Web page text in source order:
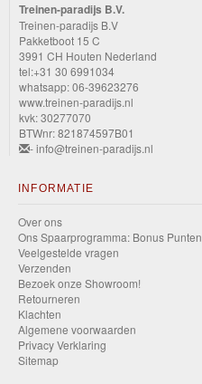
Treinen-paradijs B.V.
Treinen-paradijs B.V
Pakketboot 15 C
3991 CH Houten Nederland
tel:+31 30 6991034
whatsapp: 06-39623276
www.treinen-paradijs.nl
kvk: 30277070
BTWnr: 821874597B01
- info@treinen-paradijs.nl
INFORMATIE
Over ons
Ons Spaarprogramma: Bonus Punten
Veelgestelde vragen
Verzenden
Bezoek onze Showroom!
Retourneren
Klachten
Algemene voorwaarden
Privacy Verklaring
Sitemap